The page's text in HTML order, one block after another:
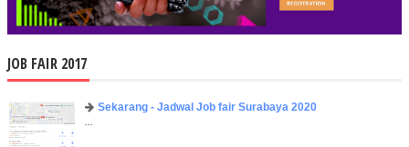
JOB FAIR 2017
Sekarang - Jadwal Job fair Surabaya 2020
...